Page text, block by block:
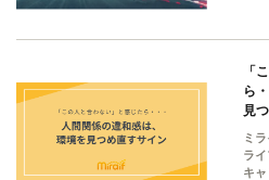
「
ら
見
ミ
ラ
キ